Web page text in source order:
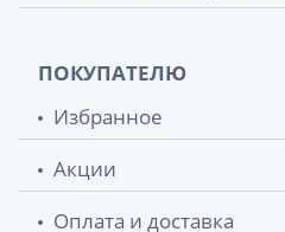
морщин д/всех типов кожи
глубокоувлаж алоэ 200мл
Зеленая аптека мыло д/интим
чайное дерево 370мл
ПОКУПАТЕЛЮ
Избранное
Акции
Оплата и доставка